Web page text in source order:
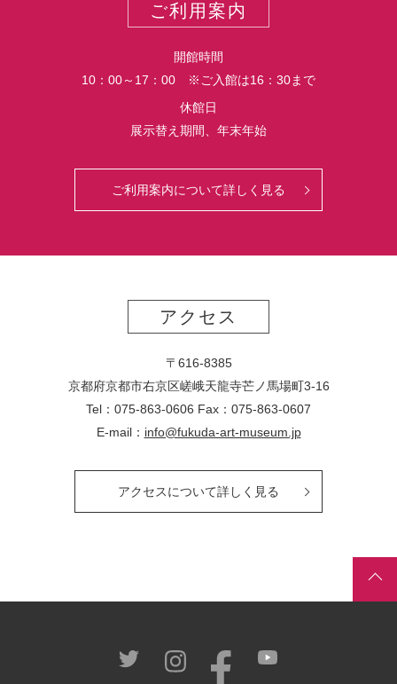
ご利用案内
開館時間
10：00～17：00 ※ご入館は16：30まで
休館日
展示替え期間、年末年始
ご利用案内について詳しく見る
アクセス
〒616-8385
京都府京都市右京区嵯峨天龍寺芒ノ馬場町3-16
Tel：075-863-0606 Fax：075-863-0607
E-mail： info@fukuda-art-museum.jp
アクセスについて詳しく見る